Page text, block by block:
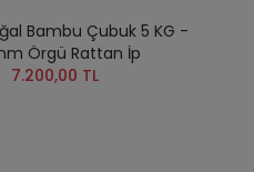
Bambu Çubuk 5 KG -
Örgü Rattan İp
7.200,00 TL